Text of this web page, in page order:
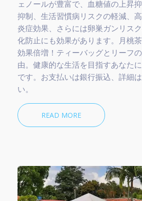
ェノールが豊富で、血糖値の上昇
抑制、生活習慣病リスクの軽減、
炎症効果、さらには卵巣ガンリス
化防止にも効果があります。月桃
効果倍増！ティーバッグとリーフ
由。健康的な生活を目指すあなた
です。お支払いは銀行振込、詳細
い。
READ MORE